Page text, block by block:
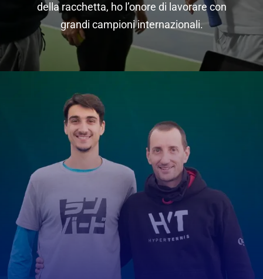
della racchetta, ho l’onore di lavorare con
grandi campioni internazionali.